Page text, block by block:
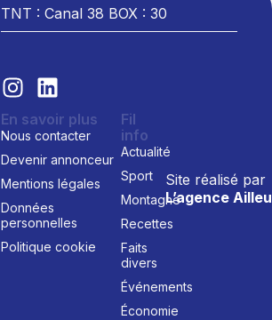
TNT : Canal 38 BOX : 30
Site réalisé par
L’agence
En savoir plus
Nous contacter
Devenir annonceur
Mentions légales
Données
personnelles
Politique cookie
Fil
info
Actualité
Sport
Montagne
Recettes
Faits
divers
Événements
Économie